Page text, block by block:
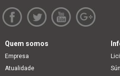
Quem somos
Empresa
Atualidade